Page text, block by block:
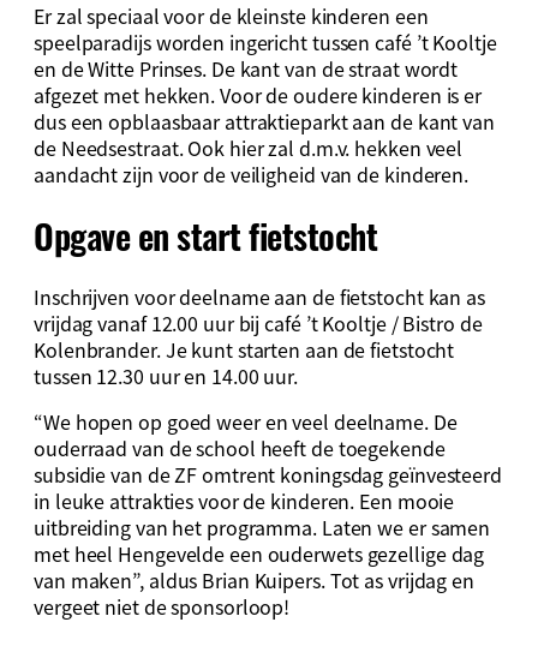
Er zal speciaal voor de kleinste kinderen een
speelparadijs worden ingericht tussen café ’t Kooltje
en de Witte Prinses. De kant van de straat wordt
afgezet met hekken. Voor de oudere kinderen is er
dus een opblaasbaar attraktieparkt aan de kant van
de Needsestraat. Ook hier zal d.m.v. hekken veel
aandacht zijn voor de veiligheid van de kinderen.
Opgave en start fietstocht
Inschrijven voor deelname aan de fietstocht kan as
vrijdag vanaf 12.00 uur bij café ’t Kooltje / Bistro de
Kolenbrander. Je kunt starten aan de fietstocht
tussen 12.30 uur en 14.00 uur.
“We hopen op goed weer en veel deelname. De
ouderraad van de school heeft de toegekende
subsidie van de ZF omtrent koningsdag geïnvesteerd
in leuke attrakties voor de kinderen. Een mooie
uitbreiding van het programma. Laten we er samen
met heel Hengevelde een ouderwets gezellige dag
van maken”, aldus Brian Kuipers. Tot as vrijdag en
vergeet niet de sponsorloop!